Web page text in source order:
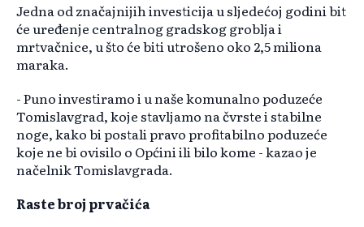
Jedna od značajnijih investicija u sljedećoj godini bit
će uređenje centralnog gradskog groblja i
mrtvačnice, u što će biti utrošeno oko 2,5 miliona
maraka.
- Puno investiramo i u naše komunalno poduzeće
Tomislavgrad, koje stavljamo na čvrste i stabilne
noge, kako bi postali pravo profitabilno poduzeće
koje ne bi ovisilo o Općini ili bilo kome - kazao je
načelnik Tomislavgrada.
Raste broj prvačića